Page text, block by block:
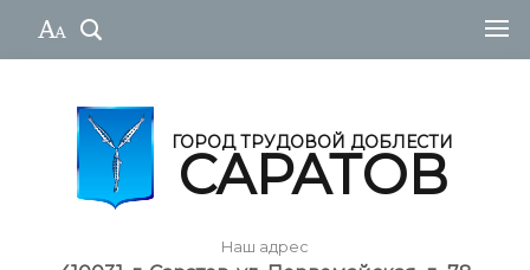
ГОРОД ТРУДОВОЙ ДОБЛЕСТИ
САРАТОВ
Наш адрес